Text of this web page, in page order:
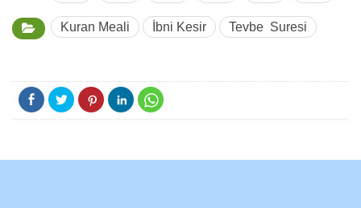
Kuran Meali İbni Kesir Tevbe Suresi